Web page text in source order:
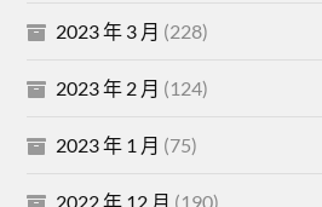
2023 年 3 月 (228)
2023 年 2 月 (124)
2023 年 1 月 (75)
2022 年 12 月 (190)